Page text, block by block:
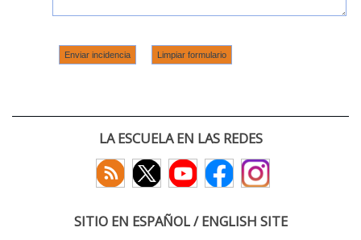
LA ESCUELA EN LAS REDES
SITIO EN ESPAÑOL / ENGLISH SITE